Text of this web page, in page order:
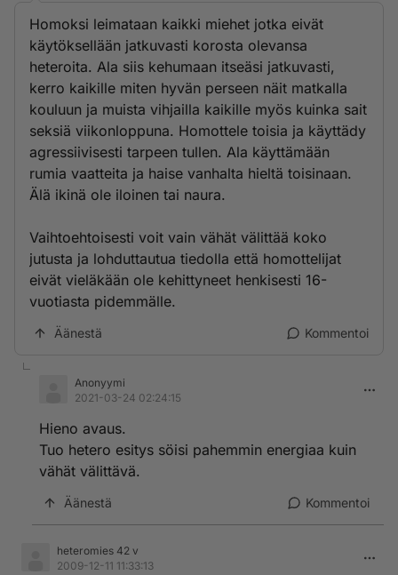
Homoksi leimataan kaikki miehet jotka eivät
käytöksellään jatkuvasti korosta olevansa
heteroita. Ala siis kehumaan itseäsi jatkuvasti,
kerro kaikille miten hyvän perseen näit matkalla
kouluun ja muista vihjailla kaikille myös kuinka sait
seksiä viikonloppuna. Homottele toisia ja käyttädy
agressiivisesti tarpeen tullen. Ala käyttämään
rumia vaatteita ja haise vanhalta hieltä toisinaan.
Älä ikinä ole iloinen tai naura.
Vaihtoehtoisesti voit vain vähät välittää koko
jutusta ja lohduttautua tiedolla että homottelijat
eivät vieläkään ole kehittyneet henkisesti 16-
vuotiasta pidemmälle.
Äänestä Kommentoi
Anonyymi
2021-03-24 02:24:15
Hieno avaus.
Tuo hetero esitys söisi pahemmin energiaa kuin
vähät välittävä.
Äänestä Kommentoi
heteromies 42 v
2009-12-11 11:33:13